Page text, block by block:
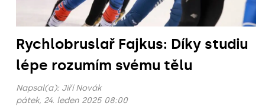
Rychlobruslař Fajkus: Díky studiu
lépe rozumím svému tělu
Napsal(a): Jiří Novák
pátek, 24. leden 2025 08:00